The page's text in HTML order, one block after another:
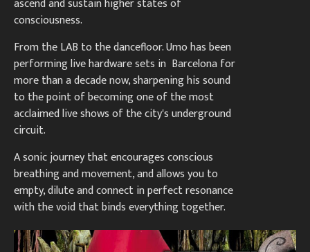
ascend and sustain higher states of
consciousness.
From the LAB to the dancefloor. Umo has been
performing live hardware sets in Barcelona for
more than a decade now, sharpening his sound
to the point of becoming one of the most
acclaimed live shows of the city's underground
circuit.
A sonic journey that encourages conscious
breathing and movement, and allows you to
empty, dilute and connect in perfect resonance
with the void that binds everything together.